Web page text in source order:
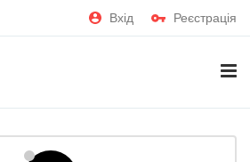
Вхід Реєстрація